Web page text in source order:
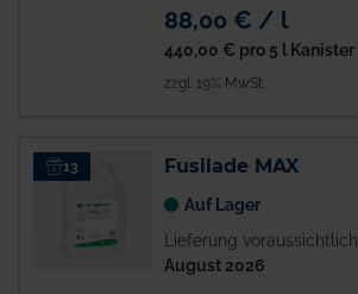
88,00 € / l
440,00 € pro 5 l Kanister
zzgl. 19% MwSt.
13 Fusilade MAX
Auf Lager
Lieferung voraussichtlich
August 2026